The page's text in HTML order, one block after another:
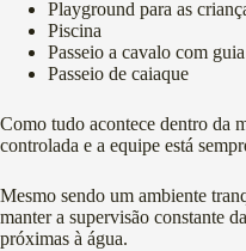
Playground para as
Piscina
Passeio a cavalo com guia
Passeio de caiaque
Como tudo acontece dentro da
controlada e a equipe está
Mesmo sendo um ambiente
manter a supervisão constante
próximas à água.